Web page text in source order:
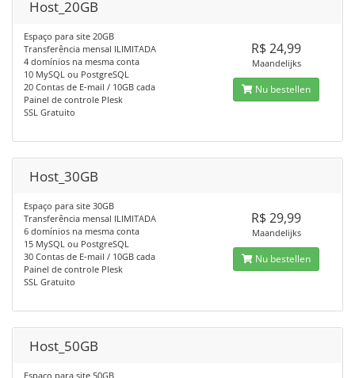
Host_20GB
Espaço para site 20GB
Transferência mensal ILIMITADA
4 domínios na mesma conta
10 MySQL ou PostgreSQL
20 Contas de E-mail / 10GB cada
Painel de controle Plesk
SSL Gratuito
R$ 24,99
Maandelijks
Nu bestellen
Host_30GB
Espaço para site 30GB
Transferência mensal ILIMITADA
6 domínios na mesma conta
15 MySQL ou PostgreSQL
30 Contas de E-mail / 10GB cada
Painel de controle Plesk
SSL Gratuito
R$ 29,99
Maandelijks
Nu bestellen
Host_50GB
Espaço para site 50GB